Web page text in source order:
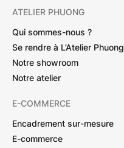
ATELIER PHUONG
Qui sommes-nous ?
Se rendre à L’Atelier Phuong
Notre showroom
Notre atelier
E-COMMERCE
Encadrement sur-mesure
E-commerce